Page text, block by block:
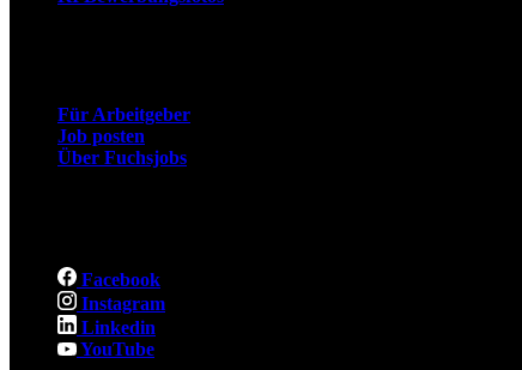
Für Arbeitgeber
Job posten
Über Fuchsjobs
Facebook
Instagram
Linkedin
YouTube